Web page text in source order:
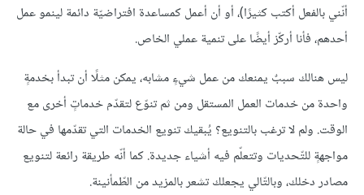
أنّني بالفعل أكتب كثيرًا)، أو أن أعمل كمساعدة افتراضيّة دائمة لينمو عمل
أحدهم، فأنا أركّز أيضًا على تنمية عملي الخاص.
ليس هنالك سببٌ يمنعك من عمل شيءٍ مشابه، يمكن مثلًا أن تبدأ بخدمةٍ
واحدة من خدمات العمل المستقل ومن ثم تنوّع لتقدّم خدماتٍ أخرى مع
الوقت. ولم لا ترغب بالتنويع؟ يُبقيك تنويع الخدمات التي تقدّمها في حالة
مواجهةٍ للتّحديات وتتعلّم فيه أشياء جديدة. كما أنّه طريقة رائعة لتنويع
مصادر دخلك، وبالتّالي يجعلك تشعر بالمزيد من الطّمأنينة.